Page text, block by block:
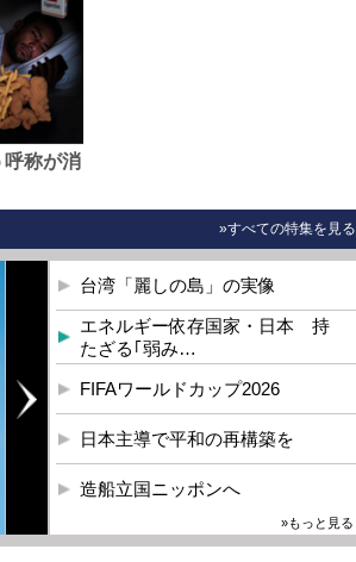
呼称が消
»すべての特集を見る
台湾「麗しの島」の実像
エネルギー依存国家・日本 持
たざる｢弱み…
FIFAワールドカップ2026
日本主導で平和の再構築を
造船立国ニッポンへ
»もっと見る